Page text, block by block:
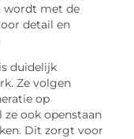
wordt met de
detail en
duidelijk
Ze volgen
op
ook openstaan
Dit zorgt voor